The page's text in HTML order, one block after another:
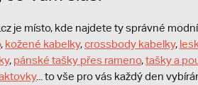
je místo, kde najdete ty správné
, kožené kabelky,crossbody kabelky,
, pánské tašky přes rameno,tašky a
... to vše pro vás každý den